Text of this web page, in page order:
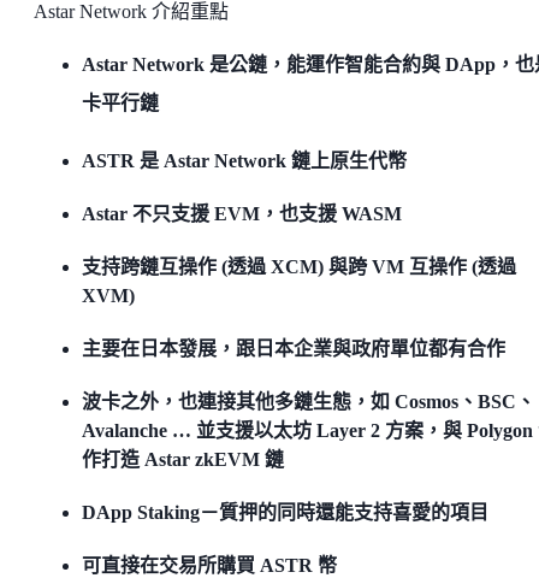
Astar Network 介紹重點
Astar Network 是公鏈，能運作智能合約與 DApp，也
卡平行鏈
ASTR 是 Astar Network 鏈上原生代幣
Astar 不只支援 EVM，也支援 WASM
支持跨鏈互操作 (透過 XCM) 與跨 VM 互操作 (透過
XVM)
主要在日本發展，跟日本企業與政府單位都有合作
波卡之外，也連接其他多鏈生態，如 Cosmos、BSC、
Avalanche … 並支援以太坊 Layer 2 方案，與 Polygon
作打造 Astar zkEVM 鏈
DApp Staking－質押的同時還能支持喜愛的項目
可直接在交易所購買 ASTR 幣